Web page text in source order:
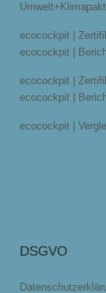
ecocockpit |
ecocockpit |
ecocockpit |
ecocockpit |
ecocockpit |
DSGVO